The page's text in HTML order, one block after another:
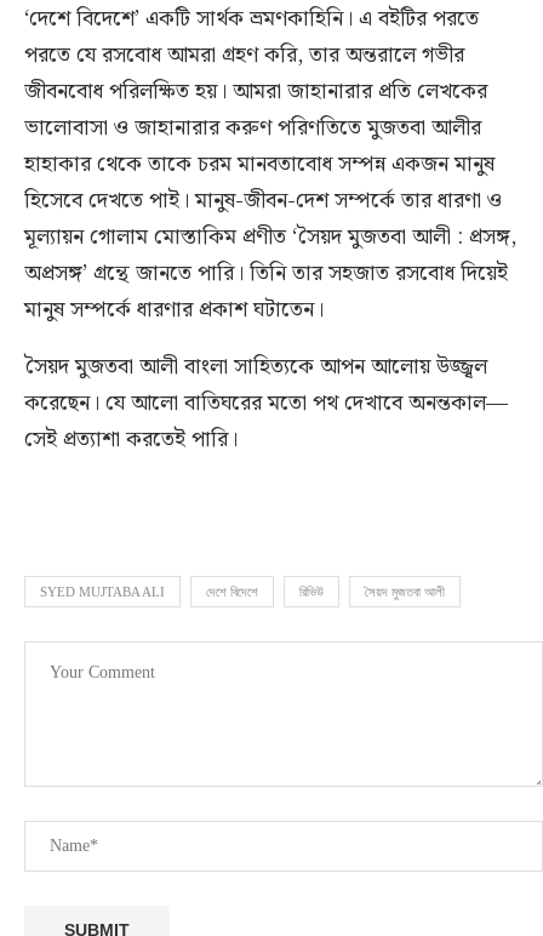
‘দেশে বিদেশে’ একটি সার্থক ভ্রমণকাহিনি। এ বইটির পরতে
পরতে যে রসবোধ আমরা গ্রহণ করি, তার অন্তরালে গভীর
জীবনবোধ পরিলক্ষিত হয়। আমরা জাহানারার প্রতি লেখকের
ভালোবাসা ও জাহানারার করুণ পরিণতিতে মুজতবা আলীর
হাহাকার থেকে তাকে চরম মানবতাবোধ সম্পন্ন একজন মানুষ
হিসেবে দেখতে পাই। মানুষ-জীবন-দেশ সম্পর্কে তার ধারণা ও
মূল্যায়ন গোলাম মোস্তাকিম প্রণীত ‘সৈয়দ মুজতবা আলী : প্রসঙ্গ,
অপ্রসঙ্গ’ গ্রন্থে জানতে পারি। তিনি তার সহজাত রসবোধ দিয়েই
মানুষ সম্পর্কে ধারণার প্রকাশ ঘটাতেন।
সৈয়দ মুজতবা আলী বাংলা সাহিত্যকে আপন আলোয় উজ্জ্বল
করেছেন। যে আলো বাতিঘরের মতো পথ দেখাবে অনন্তকাল—
সেই প্রত্যাশা করতেই পারি।
SYED MUJTABA ALI দেশে বিদেশে রিভিউ সৈয়দ মুজতবা আলী